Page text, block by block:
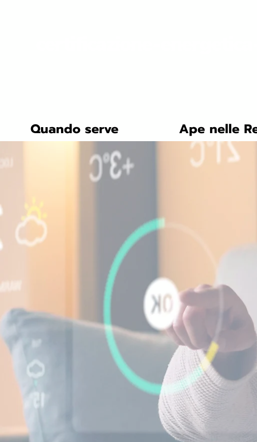
Quando serve Ape nelle